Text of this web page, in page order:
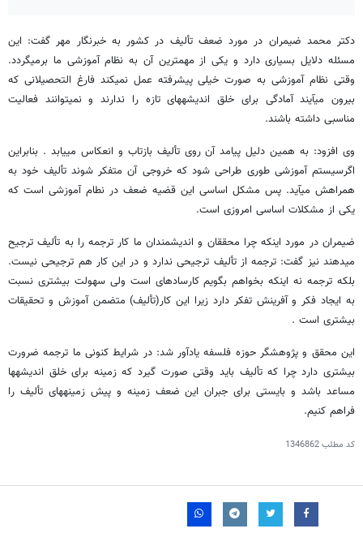
دکتر محمد ضیمران در مورد ضعف تألیف در کشور به خبرنگار مهر گفت: این
مسئله دلایل بسیاری دارد و یکی از مهمترین آن به نظام آموزشی ما برمی‎گردد.
وقتی نظام آموزشی به صورت خیلی پیشرفته عمل نمی‎کند فارغ التحصیلانی که
بیرون می‎آیند آمادگی برای خلق اندیشه‎های تازه را ندارند و نمی‎توانند فعالیت
مناسبی داشته باشند.
وی افزود: به همین دلیل پیامد آن روی تألیف بازتاب و انعکاس می‎یابد . بنابراین
اگرسیستم آموزشی طوری طراحی شود که خروجی آن متفکر شوند تألیف خود به
همراهش می‏آید. پس مشکل اساسی این قضیه ضعف در نطام آموزشی است که
یکی از مشکلات اساسی امروزی است.
ضیمران در مورد اینکه چرا محققان و اندیشمندان ما کار ترجمه را به تألیف ترجیح
می‎دهند نیز گفت: ترجمه از تألیف ترجیحی ندارد و در این کار هم ترجیحی نیست.
بلکه ترجمه نه اینکه بخواهم بگویم کارساده‏ای است ولی سهولت بیشتری نسبت
به ایجاد فکر و آفرینش تفکر دارد زیرا این کار(تألیف) متضمن آموزش و تحقیقات
بیشتری است .
این محقق و پژوهشگر حوزه فلسفه یادآور شد: در شرایط کنونی ما ترجمه ضرورت
بیشتری دارد چرا که تألیف باید وقتی صورت گیرد که زمینه برای خلق اندیشه‎ها
مساعد باشد و بایستی برای جبران این ضعف زمینه و پیش زمینه‎های تألیف را
فراهم کنیم.
کد مطلب1346862